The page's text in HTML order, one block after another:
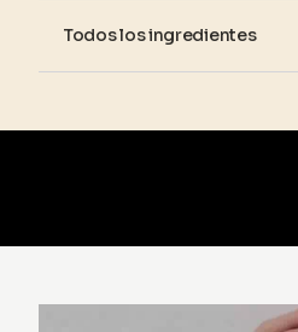
Todos los ingredientes